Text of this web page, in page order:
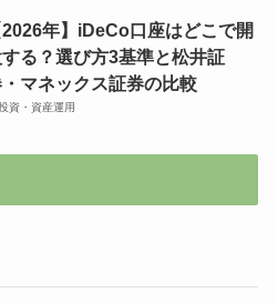
2026年】iDeCo口座はどこで開
る？選び方3基準と松井証
マネックス証券の比較
資・資産運用